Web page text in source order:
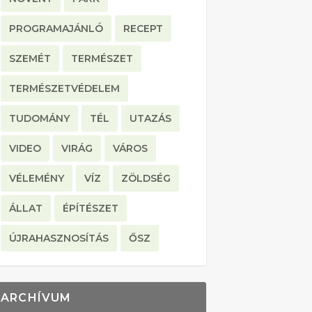
PROGRAMAJÁNLÓ RECEPT
SZEMÉT TERMÉSZET
TERMÉSZETVÉDELEM
TUDOMÁNY TÉL UTAZÁS
VIDEO VIRÁG VÁROS
VÉLEMÉNY VÍZ ZÖLDSÉG
ÁLLAT ÉPÍTÉSZET
ÚJRAHASZNOSÍTÁS ŐSZ
ARCHÍVUM